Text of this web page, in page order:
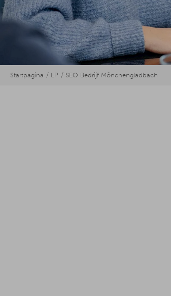
Startpagina LP SEO Bedrijf Mönchengladbach